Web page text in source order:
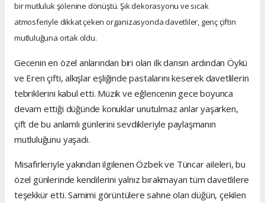
bir mutluluk şölenine dönüştü. Şık dekorasyonu ve sıcak
atmosferiyle dikkat çeken organizasyonda davetliler, genç çiftin
mutluluğuna ortak oldu.
Gecenin en özel anlarından biri olan ilk dansın ardından Öykü
ve Eren çifti, alkışlar eşliğinde pastalarını keserek davetlilerin
tebriklerini kabul etti. Müzik ve eğlencenin gece boyunca
devam ettiği düğünde konuklar unutulmaz anlar yaşarken,
çift de bu anlamlı günlerini sevdikleriyle paylaşmanın
mutluluğunu yaşadı.
Misafirleriyle yakından ilgilenen Özbek ve Tüncar aileleri, bu
özel günlerinde kendilerini yalnız bırakmayan tüm davetlilere
teşekkür etti. Samimi görüntülere sahne olan düğün, çekilen